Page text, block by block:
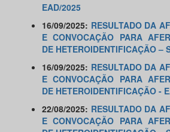
EAD/2025
16/09/2025: RESULTADO DA
E CONVOCAÇÃO PARA
DE HETEROIDENTIFICAÇÃO –
16/09/2025: RESULTADO DA
E CONVOCAÇÃO PARA
DE HETEROIDENTIFICAÇÃO -
22/08/2025: RESULTADO DA
E CONVOCAÇÃO PARA